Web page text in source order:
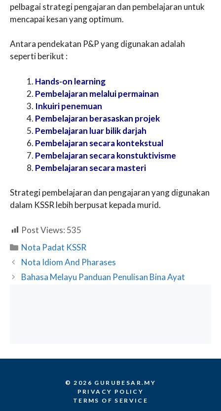
pelbagai strategi pengajaran dan pembelajaran untuk
mencapai kesan yang optimum.
Antara pendekatan P&P yang digunakan adalah
seperti berikut :
Hands-on learning
Pembelajaran melalui permainan
Inkuiri penemuan
Pembelajaran berasaskan projek
Pembelajaran luar bilik darjah
Pembelajaran secara kontekstual
Pembelajaran secara konstuktivisme
Pembelajaran secara masteri
Strategi pembelajaran dan pengajaran yang digunakan
dalam KSSR lebih berpusat kepada murid.
Post Views: 535
Categories
Nota Padat KSSR
Nota Idiom And Pharases
Bahasa Melayu Panduan Penulisan Bina Ayat
© 2026 GURUBESAR.MY
PRIVACY POLICY
TERMS OF SERVICE